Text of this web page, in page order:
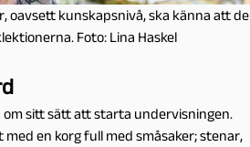
oavsett kunskapsnivå, ska känna att de
Foto: Lina Haskel
om sitt sätt att starta undervisningen.
med en korg full med småsaker; stenar,